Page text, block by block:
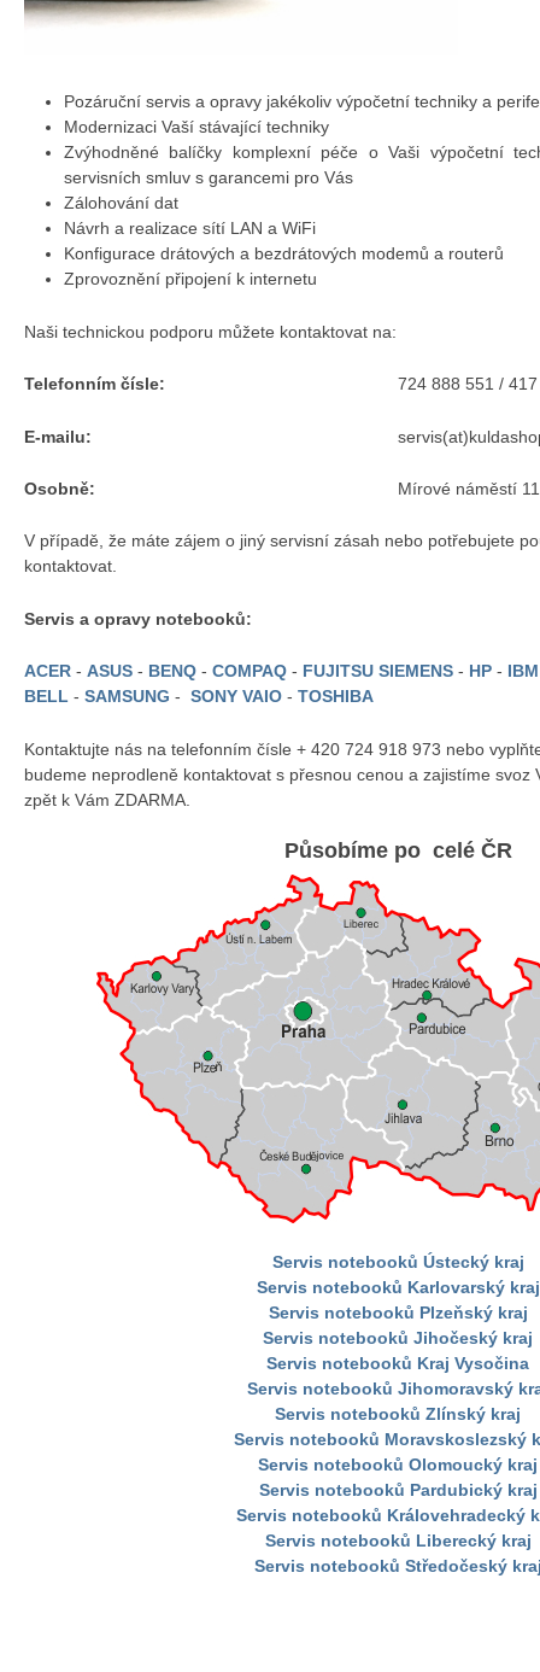
Pozáruční servis a opravy jakékoliv výpočetní techniky a
Modernizaci Vaší stávající techniky
Zvýhodněné balíčky komplexní péče o Vaši výpočetní
servisních smluv s garancemi pro Vás
Zálohování dat
Návrh a realizace sítí LAN a WiFi
Konfigurace drátových a bezdrátových modemů a routerů
Zprovoznění připojení k internetu
Naši technickou podporu můžete kontaktovat na:
Telefonním čísle:
E-mailu:
Osobně:
724 888 551 /
Mírové náměstí
V případě, že máte zájem o jiný servisní zásah nebo potřebujete
kontaktovat.
Servis a opravy notebooků:
ACER - ASUS - BENQ - COMPAQ - FUJITSU SIEMENS - HP -
BELL - SAMSUNG - SONY VAIO - TOSHIBA
Kontaktujte nás na telefonním čísle + 420 724 918 973 nebo
budeme neprodleně kontaktovat s přesnou cenou a zajistíme svoz
zpět k Vám ZDARMA.
Působíme po celé ČR
Servis notebooků Ústecký kraj
Servis notebooků Karlovarský kraj
Servis notebooků Plzeňský kraj
Servis notebooků Jihočeský kraj
Servis notebooků Kraj Vysočina
Servis notebooků Jihomoravský
Servis notebooků Zlínský kraj
Servis notebooků Moravskoslezský
Servis notebooků Olomoucký kraj
Servis notebooků Pardubický kraj
Servis notebooků Královehradecký
Servis notebooků Liberecký kraj
Servis notebooků Středočeský